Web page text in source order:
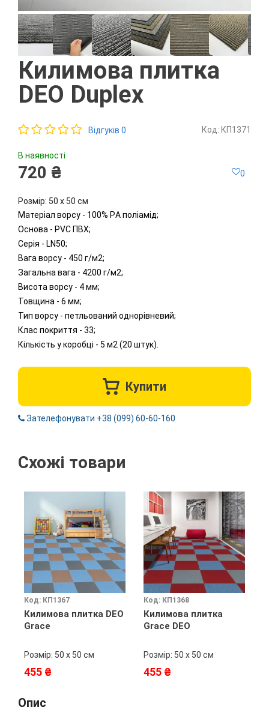
Килимова плитка
DEO Duplex
Відгуків 0 Код: КП1371
В наявності
720 ₴ 0
Розмір: 50 х 50 см
Матеріал ворсу - 100% PА поліамід;
Основа - PVC ПВХ;
Серія - LN50;
Вага ворсу - 450 г/м2;
Загальна вага - 4200 г/м2;
Висота ворсу - 4 мм;
Товщина - 6 мм;
Тип ворсу - петльований однорівневий;
Клас покриття - 33;
Кількість у коробці - 5 м2 (20 штук).
Купити
Зателефонувати +38 (099) 60-60-160
Схожі товари
Код: КП1367
Килимова плитка DEO
Grace
Розмір: 50 х 50 см
455 ₴
Код: КП1368
Килимова плитка
Grace DEO
Розмір: 50 х 50 см
455 ₴
Опис